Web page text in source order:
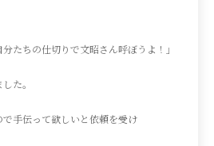
たちの仕切りで文昭さん呼ぼうよ！」
た。
手伝って欲しいと依頼を受け